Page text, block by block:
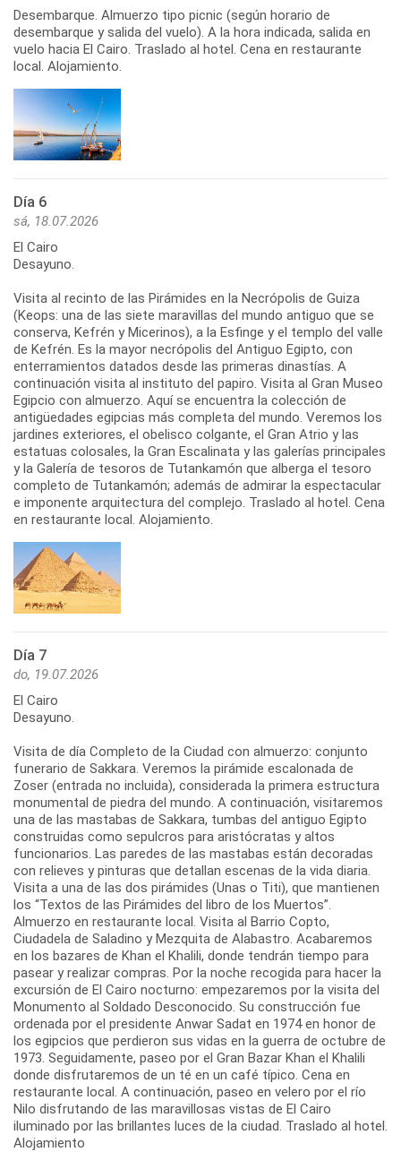
Desembarque. Almuerzo tipo picnic (según horario de
desembarque y salida del vuelo). A la hora indicada, salida en
vuelo hacia El Cairo. Traslado al hotel. Cena en restaurante
local. Alojamiento.
Día 6
sá, 18.07.2026
El Cairo
Desayuno.
Visita al recinto de las Pirámides en la Necrópolis de Guiza
(Keops: una de las siete maravillas del mundo antiguo que se
conserva, Kefrén y Micerinos), a la Esfinge y el templo del valle
de Kefrén. Es la mayor necrópolis del Antiguo Egipto, con
enterramientos datados desde las primeras dinastías. A
continuación visita al instituto del papiro. Visita al Gran Museo
Egipcio con almuerzo. Aquí se encuentra la colección de
antigüedades egipcias más completa del mundo. Veremos los
jardines exteriores, el obelisco colgante, el Gran Atrio y las
estatuas colosales, la Gran Escalinata y las galerías principales
y la Galería de tesoros de Tutankamón que alberga el tesoro
completo de Tutankamón; además de admirar la espectacular
e imponente arquitectura del complejo. Traslado al hotel. Cena
en restaurante local. Alojamiento.
Día 7
do, 19.07.2026
El Cairo
Desayuno.
Visita de día Completo de la Ciudad con almuerzo: conjunto
funerario de Sakkara. Veremos la pirámide escalonada de
Zoser (entrada no incluida), considerada la primera estructura
monumental de piedra del mundo. A continuación, visitaremos
una de las mastabas de Sakkara, tumbas del antiguo Egipto
construidas como sepulcros para aristócratas y altos
funcionarios. Las paredes de las mastabas están decoradas
con relieves y pinturas que detallan escenas de la vida diaria.
Visita a una de las dos pirámides (Unas o Titi), que mantienen
los “Textos de las Pirámides del libro de los Muertos”.
Almuerzo en restaurante local. Visita al Barrio Copto,
Ciudadela de Saladino y Mezquita de Alabastro. Acabaremos
en los bazares de Khan el Khalili, donde tendrán tiempo para
pasear y realizar compras. Por la noche recogida para hacer la
excursión de El Cairo nocturno: empezaremos por la visita del
Monumento al Soldado Desconocido. Su construcción fue
ordenada por el presidente Anwar Sadat en 1974 en honor de
los egipcios que perdieron sus vidas en la guerra de octubre de
1973. Seguidamente, paseo por el Gran Bazar Khan el Khalili
donde disfrutaremos de un té en un café típico. Cena en
restaurante local. A continuación, paseo en velero por el río
Nilo disfrutando de las maravillosas vistas de El Cairo
iluminado por las brillantes luces de la ciudad. Traslado al hotel.
Alojamiento